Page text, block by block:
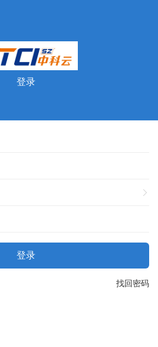
登录
登录
找回密码